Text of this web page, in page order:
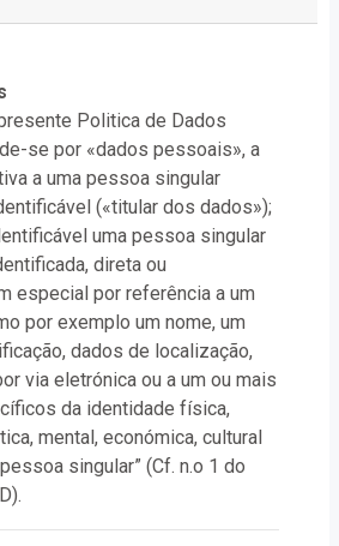
Politica de Dados
se por «dados pessoais», a
a uma pessoa singular
(«titular dos dados»);
uma pessoa singular
direta ou
especial por referência a um
por exemplo um nome, um
dados de localização,
via eletrónica ou a um ou mais
da identidade física,
mental, económica, cultural
singular” (Cf. n.o 1 do